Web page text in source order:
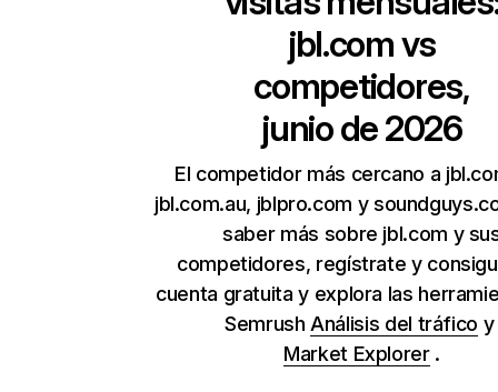
jbl.comvs
competidores,
junio de 2026
El competidor más cercano a
jbl.com.au, jblpro.com y
saber más sobre jbl.com y
competidores, regístrate y
cuenta gratuita y explora las
Semrush Análisis del tráfico y
Market Explorer.